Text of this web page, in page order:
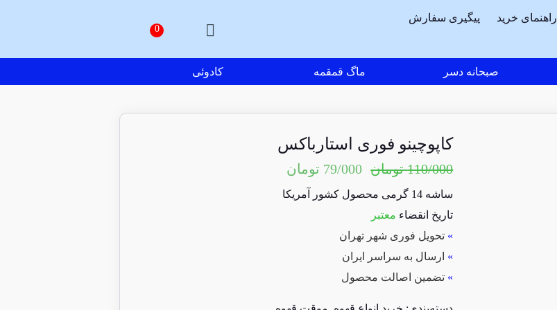
راهنمای خرید
پیگیری سفارش
صبحانه دسر ماگ قمقمه کادوئی
کاپوچینو فوری استارباکس
110/000 تومان 79/000 تومان
ساشه 14 گرمی محصول کشور آمریکا
تاریخ انقضاء معتبر
» تحویل فوری شهر تهران
» ارسال به سراسر ایران
» تضمین اصالت محصول